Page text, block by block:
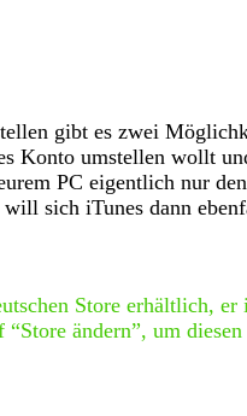
gibt es zwei
Konto umstellen wollt
PC eigentlich nur
sich iTunes dann
Store erhältlich, er
ändern”, um diesen